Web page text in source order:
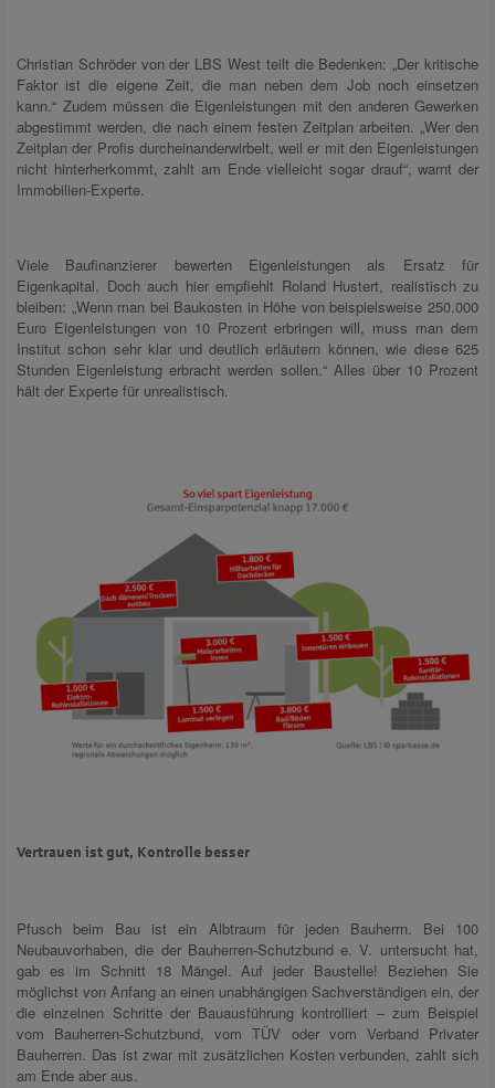
Christian Schröder von der LBS West teilt die Bedenken: „Der kritische
Faktor ist die eigene Zeit, die man neben dem Job noch einsetzen
kann.“ Zudem müssen die Eigenleistungen mit den anderen Gewerken
abgestimmt werden, die nach einem festen Zeitplan arbeiten. „Wer den
Zeitplan der Profis durcheinanderwirbelt, weil er mit den Eigenleistungen
nicht hinterherkommt, zahlt am Ende vielleicht sogar drauf“, warnt der
Immobilien-Experte.
Viele Baufinanzierer bewerten Eigenleistungen als Ersatz für
Eigenkapital. Doch auch hier empfiehlt Roland Hustert, realistisch zu
bleiben: „Wenn man bei Baukosten in Höhe von beispielsweise 250.000
Euro Eigenleistungen von 10 Prozent erbringen will, muss man dem
Institut schon sehr klar und deutlich erläutern können, wie diese 625
Stunden Eigenleistung erbracht werden sollen.“ Alles über 10 Prozent
hält der Experte für unrealistisch.
Vertrauen ist gut, Kontrolle besser
Pfusch beim Bau ist ein Albtraum für jeden Bauherrn. Bei 100
Neubauvorhaben, die der Bauherren-Schutzbund e. V. untersucht hat,
gab es im Schnitt 18 Mängel. Auf jeder Baustelle! Beziehen Sie
möglichst von Anfang an einen unabhängigen Sachverständigen ein, der
die einzelnen Schritte der Bauausführung kontrolliert – zum Beispiel
vom Bauherren-Schutzbund, vom TÜV oder vom Verband Privater
Bauherren. Das ist zwar mit zusätzlichen Kosten verbunden, zahlt sich
am Ende aber aus.